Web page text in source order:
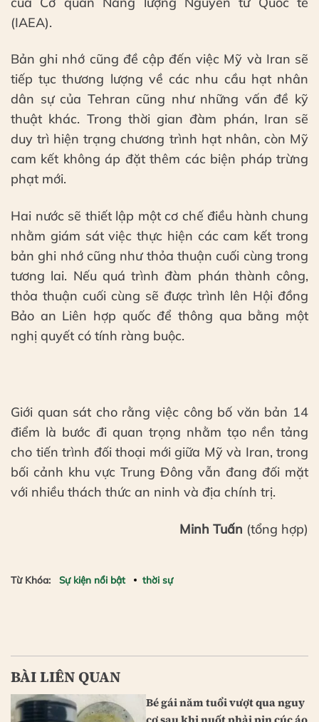
(IAEA).
Bản ghi nhớ cũng đề cập đến việc Mỹ và Iran sẽ
tiếp tục thương lượng về các nhu cầu hạt nhân
dân sự của Tehran cũng như những vấn đề kỹ
thuật khác. Trong thời gian đàm phán, Iran sẽ
duy trì hiện trạng chương trình hạt nhân, còn Mỹ
cam kết không áp đặt thêm các biện pháp trừng
phạt mới.
Hai nước sẽ thiết lập một cơ chế điều hành chung
nhằm giám sát việc thực hiện các cam kết trong
bản ghi nhớ cũng như thỏa thuận cuối cùng trong
tương lai. Nếu quá trình đàm phán thành công,
thỏa thuận cuối cùng sẽ được trình lên Hội đồng
Bảo an Liên hợp quốc để thông qua bằng một
nghị quyết có tính ràng buộc.
Giới quan sát cho rằng việc công bố văn bản 14
điểm là bước đi quan trọng nhằm tạo nền tảng
cho tiến trình đối thoại mới giữa Mỹ và Iran, trong
bối cảnh khu vực Trung Đông vẫn đang đối mặt
với nhiều thách thức an ninh và địa chính trị.
Minh Tuấn (tổng hợp)
Từ Khóa: Sự kiện nổi bật thời sự
BÀI LIÊN QUAN
Bé gái năm tuổi vượt qua nguy